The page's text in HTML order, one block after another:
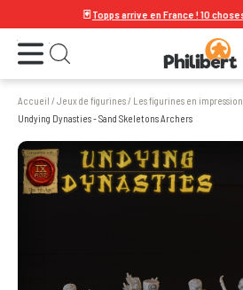
Topps arrive en France ! 10 choses
Ouvrir le menu Ouvrir la recherche
Accueil /Jeux de figurines/ Les figurines en
Undying Dynasties - Sand Skeletons Archers